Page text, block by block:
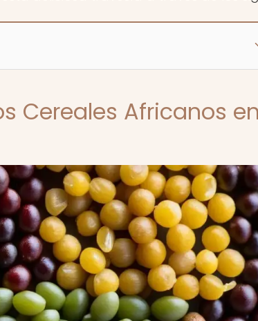
Cereales Africanos